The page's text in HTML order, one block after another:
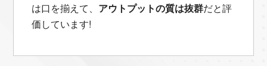
は口を揃えて、 アウトプットの質は抜群だと評
価しています!